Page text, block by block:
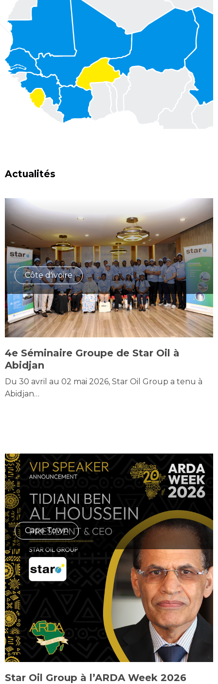
Actualités
Côte d'ivoire
4e Séminaire Groupe de Star Oil à
Abidjan
Du 30 avril au 02 mai 2026, Star Oil Group a tenu à
Abidjan…
Cape Town
Star Oil Group à l’ARDA Week 2026